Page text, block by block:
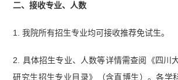
二、接收专业、人数
1. 我院所有招生专业均可接收推荐免试生。
2. 具体招生专业、人数等详情需查阅《四川
研究生招生专业目录》（含直博生）。各学